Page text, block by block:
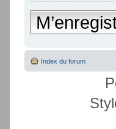
Index du forum